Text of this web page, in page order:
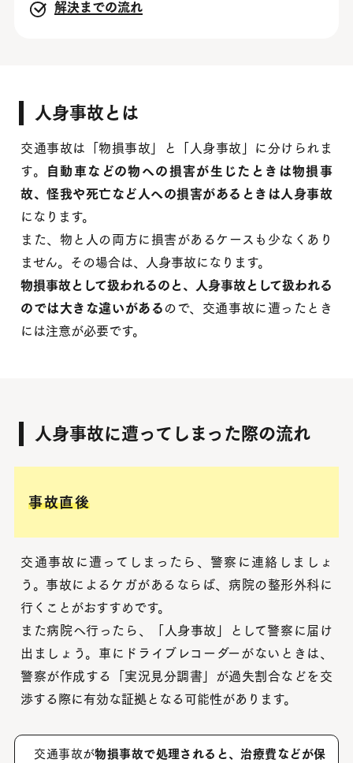
解決までの流れ
人身事故とは
交通事故は「物損事故」と「人身事故」に分けられま
す。
自動車などの物への損害が生じたときは物損事
故、怪我や死亡など人への損害があるときは人身事故
になります。
また、物と人の両方に損害があるケースも少なくあり
ません。その場合は、人身事故になります。
物損事故として扱われるのと、人身事故として扱われる
のでは大きな違いがある ので、交通事故に遭ったとき
には注意が必要です。
人身事故に遭ってしまった際の流れ
事故直後
交通事故に遭ってしまったら、警察に連絡しましょ
う。事故によるケガがあるならば、病院の整形外科に
行くことがおすすめです。
また病院へ行ったら、「人身事故」として警察に届け
出ましょう。車にドライブレコーダーがないときは、
警察が作成する「実況見分調書」が過失割合などを交
渉する際に有効な証拠となる可能性があります。
交通事故が物損事故で処理されると、治療費などが保